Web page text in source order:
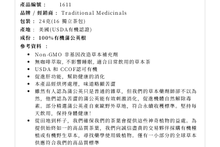
產品編號 : 1611
品牌 / 經銷商 : Traditional Medicinals
包裝 : 24克(16 獨立茶包)
產地 : 美國(USDA有機認證)
成份 : 100%有機蒲公英根
參考資料 :
Non-GMO 非基因改造草本補充劑
無咖啡萃取, 不影響睡眠, 適合日常飲用的草本茶
USDA 和 CCOF認可有機
促進肝功能，幫助健康的消化
本產品經烘烤處理，味道略顯苦澀
雖然有人認為蒲公英只是普通的雜草，但我們的草本藥劑師卻不以為
然，他們認為苦澀的蒲公英能有效刺激消化，促進機體自然解除毒
素。部分精選蒲公英產自東歐野外草地，符合永續收穫標準。堅持每
天飲用，保持身體健康！
從田地到杯子，我們確保我們的茶葉會提供這些神奇植物的益處。為
提供始終如一的高品質茶葉，我們向誠信盡責的交易夥伴採購有機種
植或有機野生草本，尋找藥學使用級植物。僅有一小部分的全球草本
供應符合我們的高品質標準